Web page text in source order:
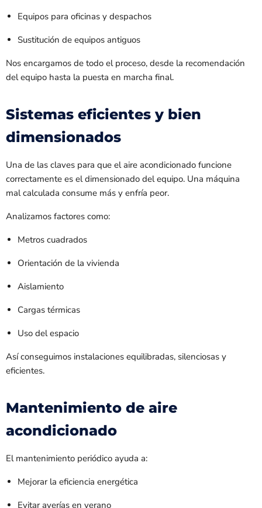
Equipos para oficinas y despachos
Sustitución de equipos antiguos
Nos encargamos de todo el proceso, desde la recomendación
del equipo hasta la puesta en marcha final.
Sistemas eficientes y bien
dimensionados
Una de las claves para que el aire acondicionado funcione
correctamente es el dimensionado del equipo. Una máquina
mal calculada consume más y enfría peor.
Analizamos factores como:
Metros cuadrados
Orientación de la vivienda
Aislamiento
Cargas térmicas
Uso del espacio
Así conseguimos instalaciones equilibradas, silenciosas y
eficientes.
Mantenimiento de aire
acondicionado
El mantenimiento periódico ayuda a:
Mejorar la eficiencia energética
Evitar averías en verano